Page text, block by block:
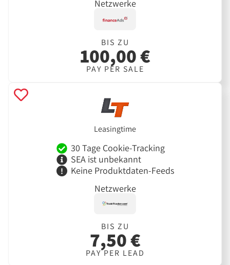
Netzwerke
BIS ZU
100,00 €
PAY PER SALE
Leasingtime
30 Tage Cookie-Tracking
SEA ist unbekannt
Keine Produktdaten-Feeds
Netzwerke
BIS ZU
7,50 €
PAY PER LEAD